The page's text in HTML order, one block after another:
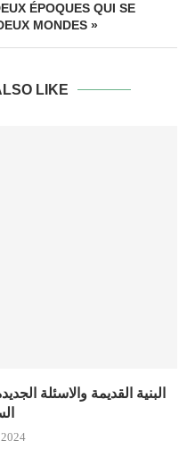
ÉPOQUES QUI SE
MONDES »
LIKE
البنية القديمة والاسئلة